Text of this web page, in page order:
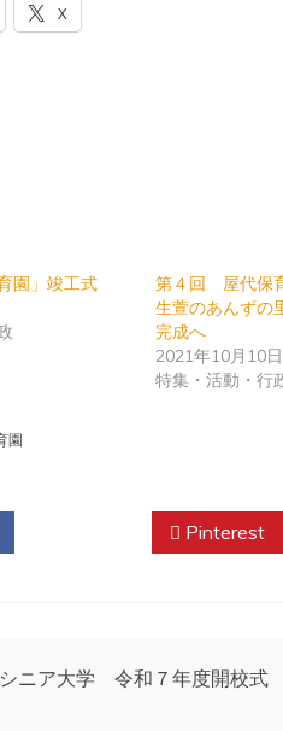
X
園」竣工式
第４回 屋代保
生萱のあんずの
完成へ
2021年10月10日
特集・活動・行
園
Pinterest
ニア大学 令和７年度開校式